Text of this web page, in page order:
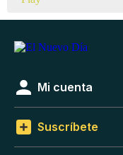
Mi cuenta
Suscríbete